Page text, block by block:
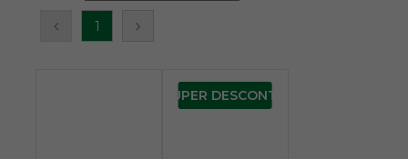
1
SUPER DESCONTO